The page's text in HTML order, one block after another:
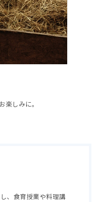
しみに。
、食育授業や料理講